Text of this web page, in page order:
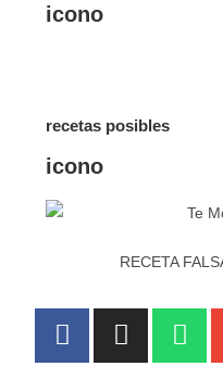
icono
recetas posibles
icono
RECETA